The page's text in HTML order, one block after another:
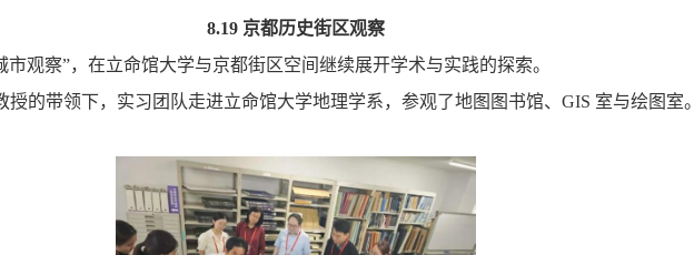
8.19 京都历史街区观察
观察”，在立命馆大学与京都街区空间继续展开学术与实践的探索。
授的带领下，实习团队走进立命馆大学地理学系，参观了地图图书馆、GIS 室与绘图室。